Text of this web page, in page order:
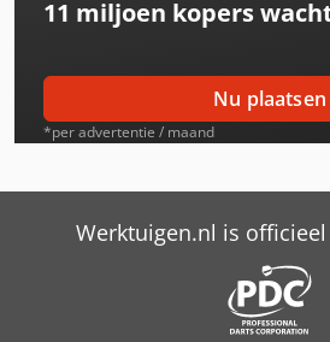
is een voorbeeldfoto
11 miljoen kopers
Nu plaatsen
*per advertentie / maand
Werktuigen.nl is